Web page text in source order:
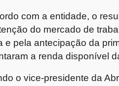
com a entidade, o
do mercado de
e pela antecipação da
a renda disponível
o vice-presidente da